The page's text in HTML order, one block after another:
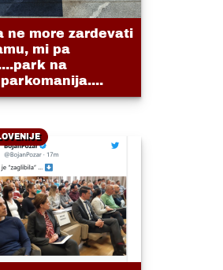
ne more zardevati
mi pa
na